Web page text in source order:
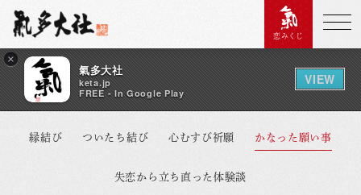
×
氣多大社
keta.jp
FREE - In Google Play
VIEW
恋みくじ
縁結び ついたち結び 心むすび祈願 かなった願い事
失恋から立ち直った体験談